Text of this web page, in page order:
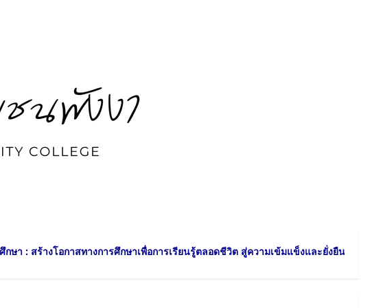
ร้างโอกาสทางการศึกษาเพื่อการเรียนรู้ตลอดชีวิต สู่ความเข้มแข็งและยั่งยืนของชุมช